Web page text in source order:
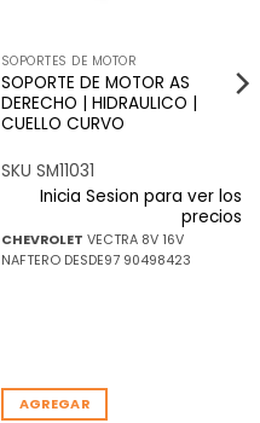
SOPORTES DE MOTOR
SOPORTE DE MOTOR AS
DERECHO | HIDRAULICO |
CUELLO CURVO
SKU SM11031
Inicia Sesion para ver los
precios
CHEVROLET VECTRA 8V 16V
NAFTERO DESDE97 90498423
AGREGAR